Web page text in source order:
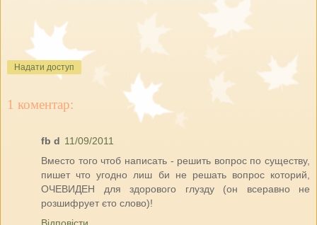
Надати доступ
1 коментар:
fb d 11/09/2011
Вместо того чтоб написать - решить вопрос по существу,
пишет что угодно лиш би не решать вопрос которий,
ОЧЕВИДЕН для здорового глузду (он всеравно не
розшифрует єто слово)!